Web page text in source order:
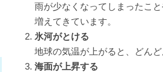
雨が少なくなってしまったこ
増えてきています。
氷河がとける
地球の気温が上がると、どん
海面が上昇する